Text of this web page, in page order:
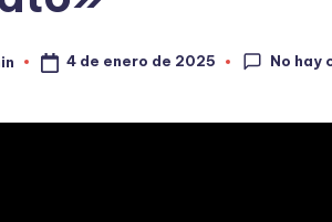
4 de enero de 2025 No hay